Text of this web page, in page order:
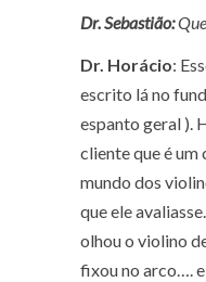
Dr. Sebastião:
Dr. Horácio:
escrito lá no
espanto geral ).
cliente que é um
mundo dos
que ele
olhou o violino
fixou no arco….